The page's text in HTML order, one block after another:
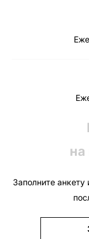
Заполните